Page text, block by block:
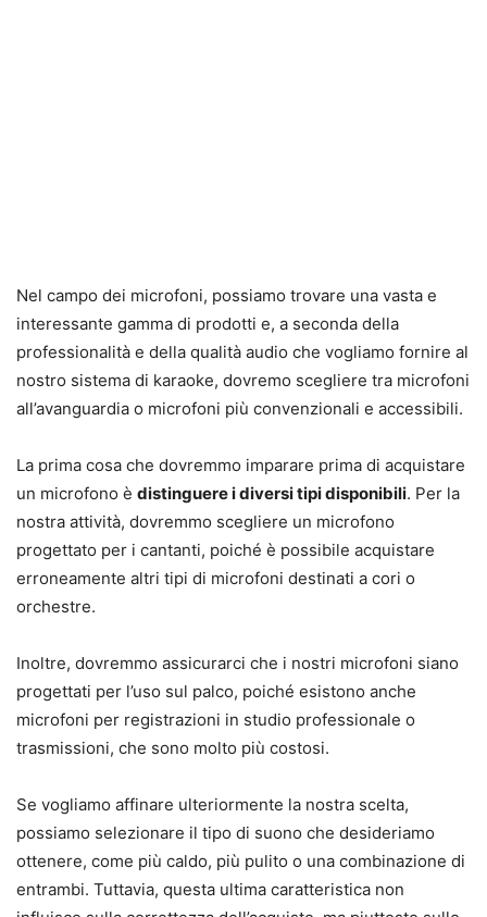
Nel campo dei microfoni, possiamo trovare una vasta e
interessante gamma di prodotti e, a seconda della
professionalità e della qualità audio che vogliamo fornire al
nostro sistema di karaoke, dovremo scegliere tra microfoni
all’avanguardia o microfoni più convenzionali e accessibili.
La prima cosa che dovremmo imparare prima di acquistare
un microfono è distinguere i diversi tipi disponibili. Per la
nostra attività, dovremmo scegliere un microfono
progettato per i cantanti, poiché è possibile acquistare
erroneamente altri tipi di microfoni destinati a cori o
orchestre.
Inoltre, dovremmo assicurarci che i nostri microfoni siano
progettati per l’uso sul palco, poiché esistono anche
microfoni per registrazioni in studio professionale o
trasmissioni, che sono molto più costosi.
Se vogliamo affinare ulteriormente la nostra scelta,
possiamo selezionare il tipo di suono che desideriamo
ottenere, come più caldo, più pulito o una combinazione di
entrambi. Tuttavia, questa ultima caratteristica non